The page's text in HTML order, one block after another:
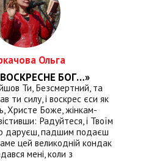
Ольга
БОГ…»
Ти, Безсмертний, та
ти силу, і воскрес єси як
Христе Боже, жінкам-
Радуйтеся, і Твоїм
даруєш, падшим подаєш
цей великодній кондак
мені, коли з